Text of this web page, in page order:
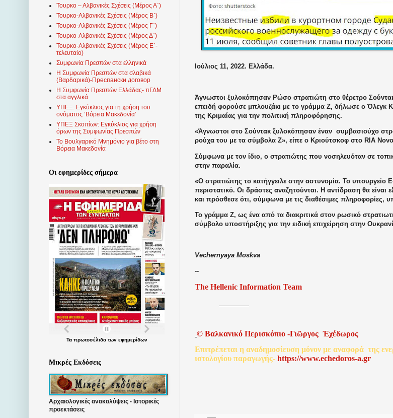
Ιούλιος 11, 2022. Ελλάδα.
Άγνωστοι ξυλοκόπησαν Ρώσο στρατιώτη στο θέρετρο Σούντακ
επειδή φορούσε μπλουζάκι με το γράμμα Ζ, δήλωσε ο Όλεγκ
της Κριμαίας για την πολιτική πληροφόρησης.
«Άγνωστοι στο Σούντακ ξυλοκόπησαν έναν συμβασιούχο
ρούχα του με τα σύμβολα Ζ», είπε ο Κριούτσκοφ στο RIA
Σύμφωνα με τον ίδιο, ο στρατιώτης που νοσηλευόταν σε
στην παραλία.
«Ο στρατιώτης το κατήγγειλε στην αστυνομία. Το υπουργείο
περιστατικό. Οι δράστες αναζητούνται. Η αντίδραση θα είναι
και πρόσθεσε ότι, σύμφωνα με τις διαθέσιμες πληροφορίες,
Το γράμμα Z, ως ένα από τα διακριτικά στον ρωσικό
σύμβολο υποστήριξης για την ειδική επιχείρηση στην
Vechernyaya Moskva
--
The Hellenic Information Team
© Βαλκανικό Περισκόπιο -Γιῶργος Ἐχέδωρος
Επιτρέπεται η αναδημοσίευση μόνον με αναφορά της
ιστολογίου παραγωγής- https://www.echedoros-a.gr
Τουρκο – Αλβανικές Σχέσεις (Mέρος Α΄)
Τουρκο-Αλβανικές Σχέσεις (Μέρος Β΄)
Τουρκο-Αλβανικές Σχέσεις (Μέρος Γ΄)
Τουρκο-Αλβανικές Σχέσεις (Μέρος Δ΄)
Τουρκο-Αλβανικές Σχέσεις (Μέρος Ε΄-
τελευταίο)
Συμφωνία Πρεσπών στα ελληνικά
Η Συμφωνία Πρεσπών στα σλαβικά
(Βαρδαρικά)-Преспански договор
Η Συμφωνία Πρεσπών Ελλάδας- πΓΔΜ
στα αγγλικά
ΥΠΕΞ: Εγκύκλιος για τη χρήση του
ονόματος ‘Βόρεια Μακεδονία’
ΥΠΕΞ Σκοπίων: Εγκύκλιος για χρήση
όρων της Συμφωνίας Πρεσπών
Το Βουλγαρικό Μνημόνιο για βέτο στη
Βόρεια Μακεδονία
Οι εφημερίδες σήμερα
Τα πρωτοσέλιδατων εφημερίδων
Μικρές Εκδόσεις
Αρχαιολογικές ανακαλύψεις - Ιστορικές
προεκτάσεις